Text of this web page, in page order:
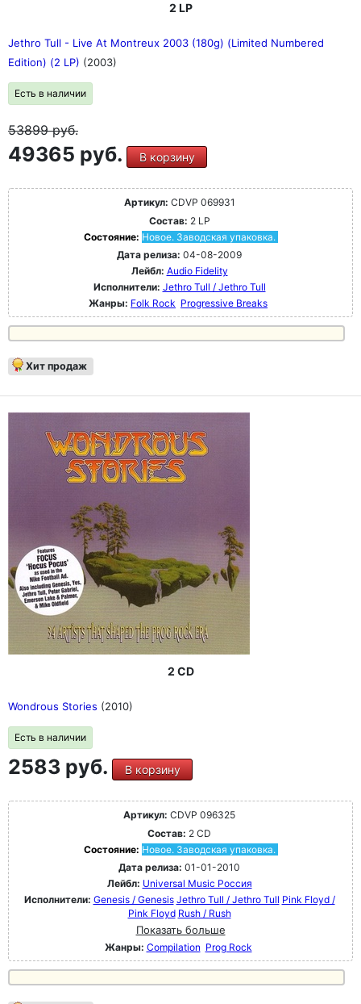
2 LP
Jethro Tull - Live At Montreux 2003 (180g) (Limited Numbered
Edition) (2 LP) (2003)
Есть в наличии
53899руб.
49365 руб. В корзину
Артикул: CDVP 069931
Состав: 2 LP
Состояние: Новое. Заводская упаковка.
Дата релиза: 04-08-2009
Лейбл: Audio Fidelity
Исполнители: Jethro Tull / Jethro Tull
Жанры: Folk Rock Progressive Breaks
Хит продаж
2 CD
Wondrous Stories (2010)
Есть в наличии
2583 руб. В корзину
Артикул: CDVP 096325
Состав: 2 CD
Состояние: Новое. Заводская упаковка.
Дата релиза: 01-01-2010
Лейбл: Universal Music Россия
Исполнители: Genesis / Genesis Jethro Tull / Jethro Tull Pink Floyd /
Pink Floyd Rush / Rush
Показать больше
Жанры: Compilation Prog Rock